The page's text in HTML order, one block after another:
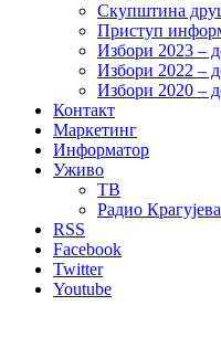
Скупштина
Приступ
Избори 2023 –
Избори 2022 –
Избори 2020 –
Контакт
Маркетинг
Информатор
Уживо
ТВ
Радио
RSS
Facebook
Twitter
Youtube